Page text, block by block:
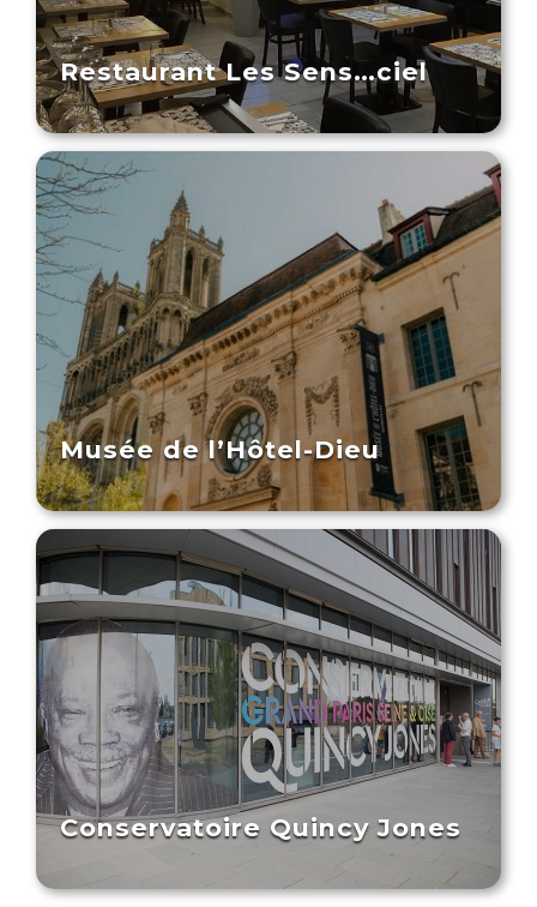
Restaurant Les Sens…ciel
Musée de l’Hôtel-Dieu
Conservatoire Quincy Jones